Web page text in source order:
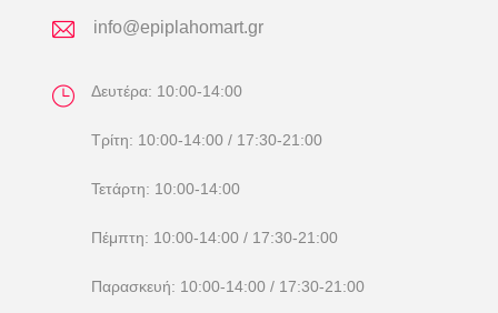
info@epiplahomart.gr
Δευτέρα: 10:00-14:00
Τρίτη: 10:00-14:00 / 17:30-21:00
Τετάρτη: 10:00-14:00
Πέμπτη: 10:00-14:00 / 17:30-21:00
Παρασκευή: 10:00-14:00 / 17:30-21:00